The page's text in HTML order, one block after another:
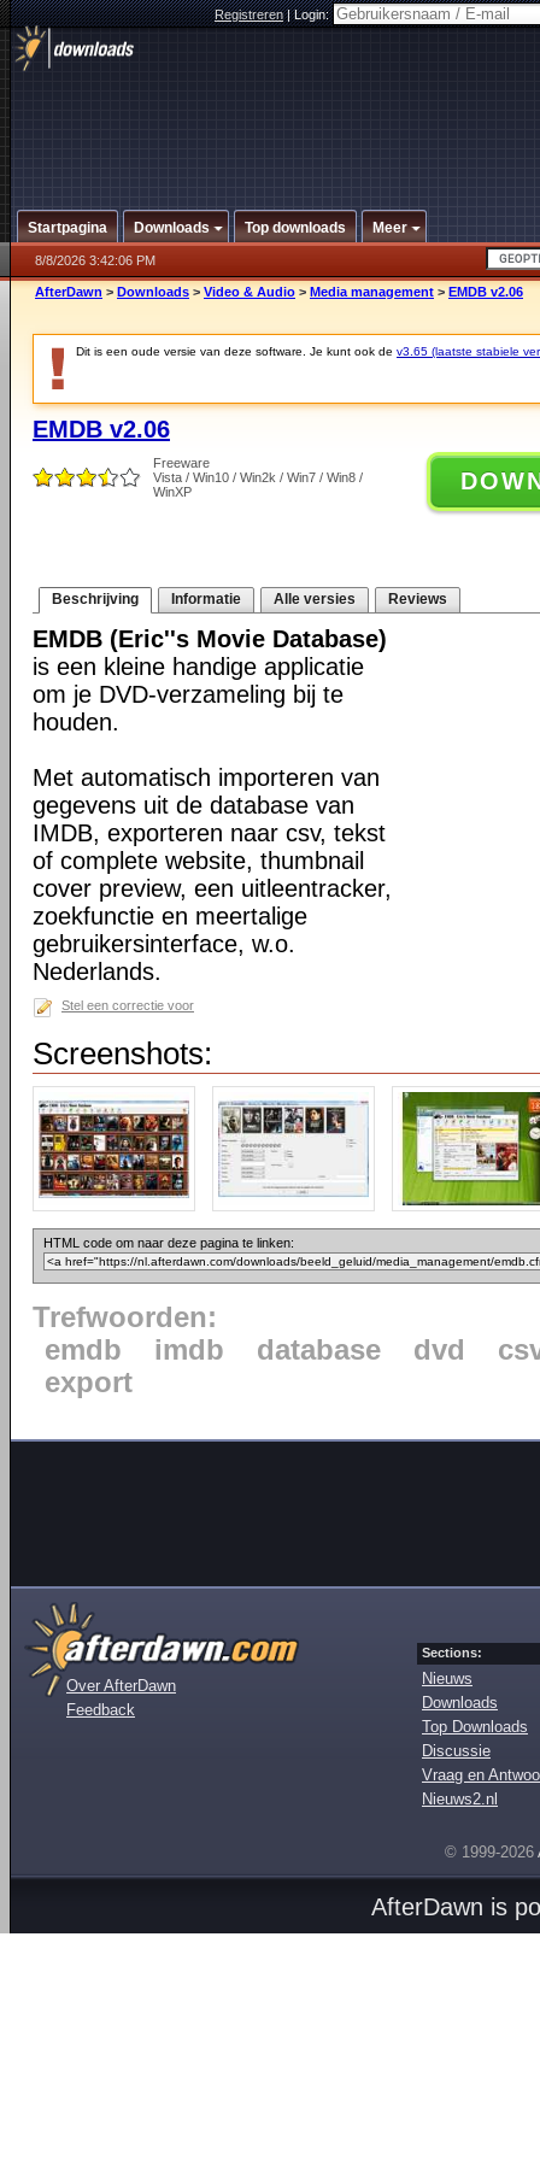
Registreren|Login:
Startpagina Downloads Top downloads Meer
8/8/2026 3:42:06 PM
AfterDawn > Downloads > Video & Audio > Media management > EMDB v2.06
Dit is een oude versie van deze software. Je kunt ook de v3.65 (laatste stabiele
EMDB v2.06
Freeware
Vista / Win10 / Win2k / Win7 / Win8 /
WinXP
Beschrijving Informatie Alle versies Reviews
EMDB (Eric''s Movie Database)
is een kleine handige applicatie
om je DVD-verzameling bij te
houden.
Met automatisch importeren van
gegevens uit de database van
IMDB, exporteren naar csv, tekst
of complete website, thumbnail
cover preview, een uitleentracker,
zoekfunctie en meertalige
gebruikersinterface, w.o.
Nederlands.
Stel een correctie voor
Screenshots:
HTML code om naar deze pagina te linken:
Trefwoorden:
emdb
imdb database dvd
export
Over AfterDawn
Feedback
Sections:
Nieuws
Downloads
Top Downloads
Discussie
Vraag en
Nieuws2.nl
© 1999-2026
AfterDawn is